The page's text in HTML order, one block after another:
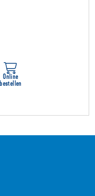
Online
bestellen